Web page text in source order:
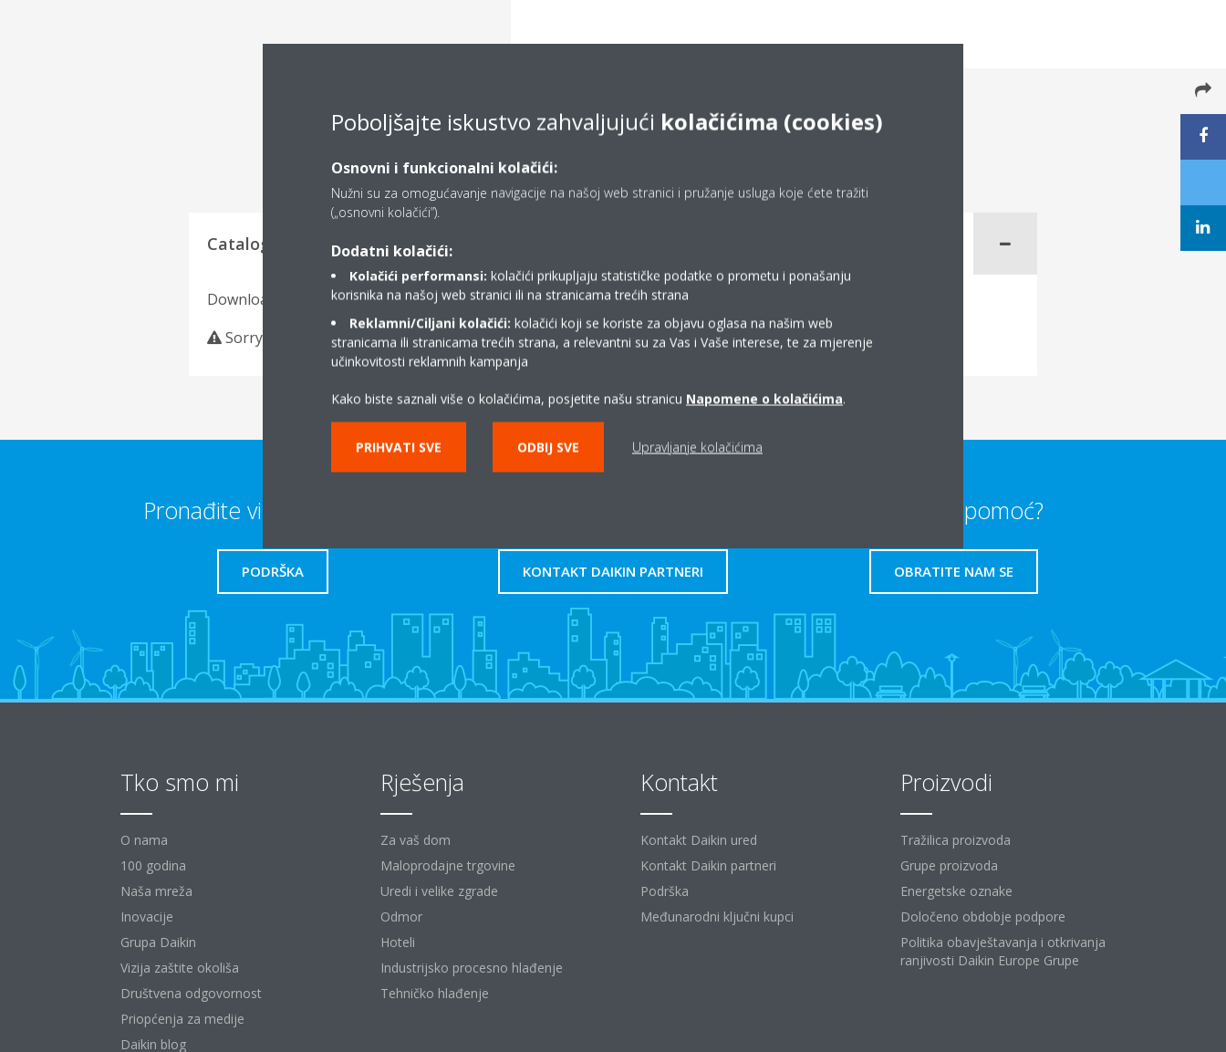
Documentation
Catalogues
Download language
Sorry, we could not find any documents in this category.
Pronađite više informacija
PODRŠKA KONTAKT DAIKIN PARTNERI
Trebate li pomoć?
OBRATITE NAM SE
Tko smo mi
O nama
100 godina
Naša mreža
Inovacije
Grupa Daikin
Vizija zaštite okoliša
Društvena odgovornost
Priopćenja za medije
Daikin blog
Rješenja
Za vaš dom
Maloprodajne trgovine
Uredi i velike zgrade
Odmor
Hoteli
Industrijsko procesno hlađenje
Tehničko hlađenje
Kontakt
Kontakt Daikin ured
Kontakt Daikin partneri
Podrška
Međunarodni ključni kupci
Proizvodi
Tražilica proizvoda
Grupe proizvoda
Energetske oznake
Določeno obdobje podpore
Politika obavještavanja i otkrivanja
ranjivosti Daikin Europe Grupe
Poboljšajte iskustvo zahvaljujući kolačićima (cookies)
Osnovni i funkcionalni kolačići:
Nužni su za omogućavanje navigacije na našoj web stranici i pružanje usluga koje ćete tražiti
(„osnovni kolačići”).
Dodatni kolačići:
Kolačići performansi: kolačići prikupljaju statističke podatke o prometu i ponašanju
korisnika na našoj web stranici ili na stranicama trećih strana
Reklamni/Ciljani kolačići: kolačići koji se koriste za objavu oglasa na našim web
stranicama ili stranicama trećih strana, a relevantni su za Vas i Vaše interese, te za mjerenje
učinkovitosti reklamnih kampanja
Kako biste saznali više o kolačićima, posjetite našu stranicu Napomene o kolačićima.
PRIHVATI SVE ODBIJ SVE Upravljanje kolačićima